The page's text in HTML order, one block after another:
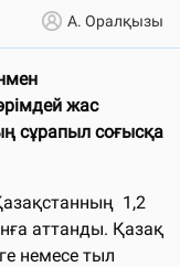
А. Оралқызы
жас
сұрапыл соғысқа
1,2
аттанды. Қазақ
немесе тыл